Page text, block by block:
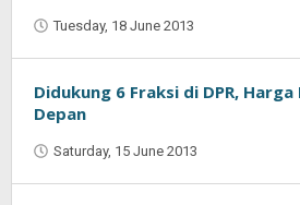
Tuesday, 18 June 2013
Didukung 6 Fraksi di DPR, Harga
Depan
Saturday, 15 June 2013